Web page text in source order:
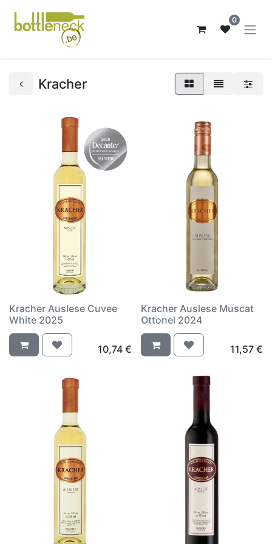
0
Kracher
Kracher Auslese Cuvee
White 2025
10,74€
Kracher Auslese Muscat
Ottonel 2024
11,57 €